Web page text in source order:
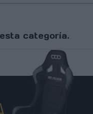
categoría.